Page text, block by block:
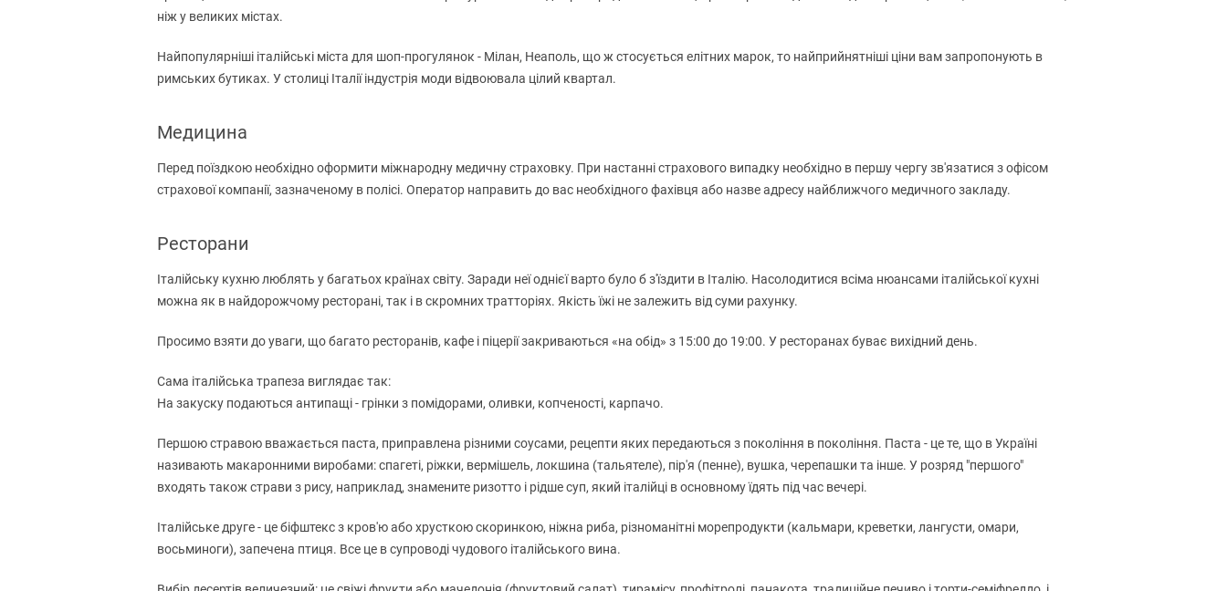
ніж у великих містах.
Найпопулярніші італійські міста для шоп-прогулянок - Мілан, Неаполь, що ж стосується елітних марок, то найприйнятніші ціни вам запропонують в
римських бутиках. У столиці Італії індустрія моди відвоювала цілий квартал.
Медицина
Перед поїздкою необхідно оформити міжнародну медичну страховку. При настанні страхового випадку необхідно в першу чергу зв'язатися з офісом
страхової компанії, зазначеному в полісі. Оператор направить до вас необхідного фахівця або назве адресу найближчого медичного закладу.
Ресторани
Італійську кухню люблять у багатьох країнах світу. Заради неї однієї варто було б з'їздити в Італію. Насолодитися всіма нюансами італійської кухні
можна як в найдорожчому ресторані, так і в скромних тратторіях. Якість їжі не залежить від суми рахунку.
Просимо взяти до уваги, що багато ресторанів, кафе і піцерії закриваються «на обід» з 15:00 до 19:00. У ресторанах буває вихідний день.
Сама італійська трапеза виглядає так:
На закуску подаються антипащі - грінки з помідорами, оливки, копченості, карпачо.
Першою стравою вважається паста, приправлена ​​різними соусами, рецепти яких передаються з покоління в покоління. Паста - це те, що в Україні
називають макаронними виробами: спагеті, ріжки, вермішель, локшина (тальятеле), пір'я (пенне), вушка, черепашки та інше. У розряд "першого"
входять також страви з рису, наприклад, знамените ризотто і рідше суп, який італійці в основному їдять під час вечері.
Італійське друге - це біфштекс з кров'ю або хрусткою скоринкою, ніжна риба, різноманітні морепродукти (кальмари, креветки, лангусти, омари,
восьминоги), запечена птиця. Все це в супроводі чудового італійського вина.